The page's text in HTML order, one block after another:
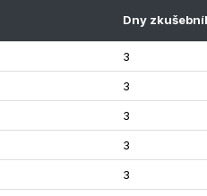
Dny
3
3
3
3
3